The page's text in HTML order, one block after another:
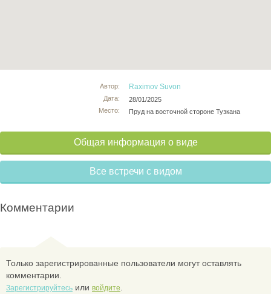
Автор:
Дата:
Место:
Raximov Suvon
28/01/2025
Пруд на восточной стороне Тузкана
Общая информация о виде
Все встречи с видом
Комментарии
Только зарегистрированные пользователи могут оставлять
комментарии.
Зарегистрируйтесь или войдите